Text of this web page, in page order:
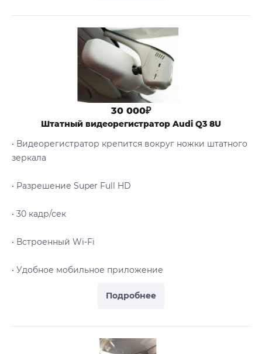
Подробнее
30 000₽
Штатный видеорегистратор Audi Q3 8U
• Видеорегистратор крепится вокруг ножки штатного
зеркала
• Разрешение Super Full HD
• 30 кадр/сек
• Встроенный Wi-Fi
• Удобное мобильное приложение